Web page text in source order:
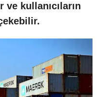
kullanıcıların